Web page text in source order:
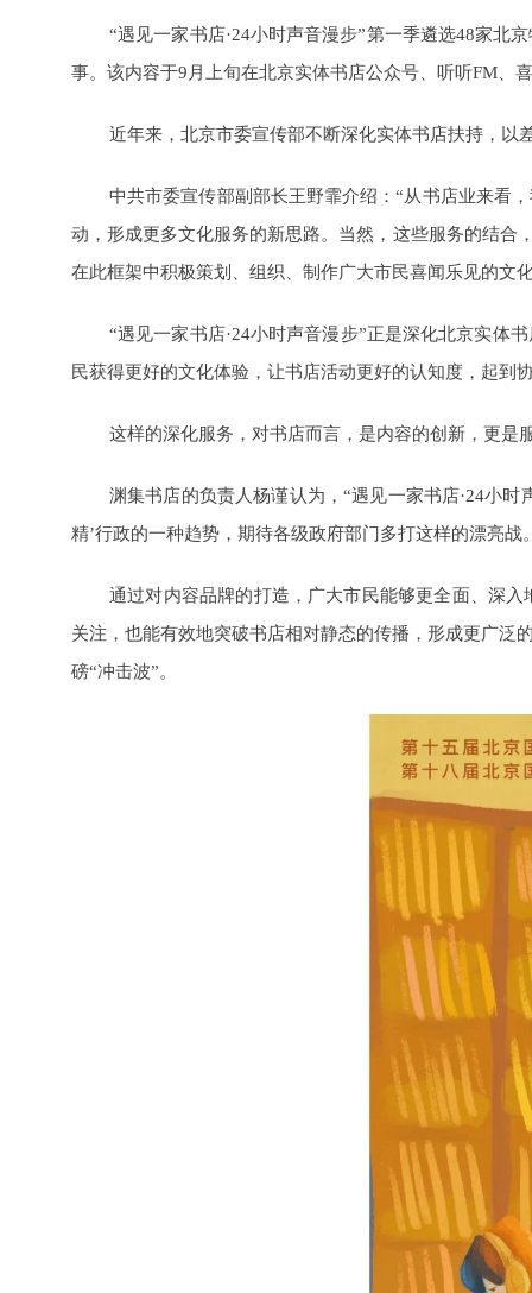
“遇见一家书店·24小时声音漫步”第一季遴选48家北
事。该内容于9月上旬在北京实体书店公众号、听听FM、
近年来，北京市委宣传部不断深化实体书店扶持，以
中共市委宣传部副部长王野霏介绍：“从书店业来看
动，形成更多文化服务的新思路。当然，这些服务的结合
在此框架中积极策划、组织、制作广大市民喜闻乐见的文
“遇见一家书店·24小时声音漫步”正是深化北京实体
民获得更好的文化体验，让书店活动更好的认知度，起到
这样的深化服务，对书店而言，是内容的创新，更是
渊集书店的负责人杨谨认为，“遇见一家书店·24小
精’行政的一种趋势，期待各级政府部门多打这样的漂亮战
通过对内容品牌的打造，广大市民能够更全面、深
关注，也能有效地突破书店相对静态的传播，形成更广泛
磅“冲击波”。